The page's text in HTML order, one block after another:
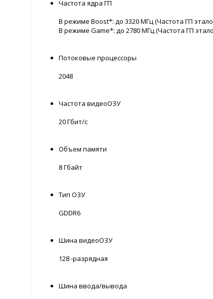
Частота ядра ГП
В режиме Boost*: до 3320 МГц (Частота ГП
В режиме Game*: до 2780 МГц (Частота ГП
Потоковые процессоры
2048
Частота видеоОЗУ
20 Гбит/с
Объем памяти
8 Гбайт
Тип ОЗУ
GDDR6
Шина видеоОЗУ
128 -разрядная
Шина ввода/вывода